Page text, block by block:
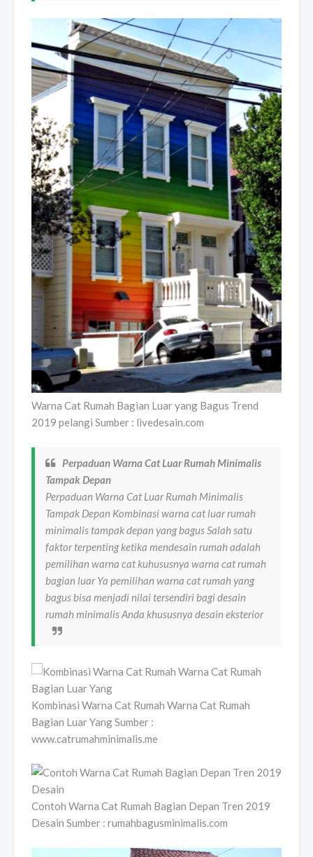
Warna Cat Rumah Bagian Luar yang Bagus Trend
2019 pelangi Sumber : livedesain.com
Perpaduan Warna Cat Luar Rumah Minimalis
Tampak Depan
Perpaduan Warna Cat Luar Rumah Minimalis
Tampak Depan Kombinasi warna cat luar rumah
minimalis tampak depan yang bagus Salah satu
faktor terpenting ketika mendesain rumah adalah
pemilihan warna cat kuhususnya warna cat rumah
bagian luar Ya pemilihan warna cat rumah yang
bagus bisa menjadi nilai tersendiri bagi desain
rumah minimalis Anda khususnya desain eksterior
Kombinasi Warna Cat Rumah Warna Cat Rumah
Bagian Luar Yang Sumber :
www.catrumahminimalis.me
Contoh Warna Cat Rumah Bagian Depan Tren 2019
Desain Sumber : rumahbagusminimalis.com